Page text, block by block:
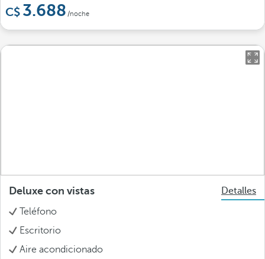
3.688 /noche
Deluxe con vistas
Detalles
Teléfono
Escritorio
Aire acondicionado